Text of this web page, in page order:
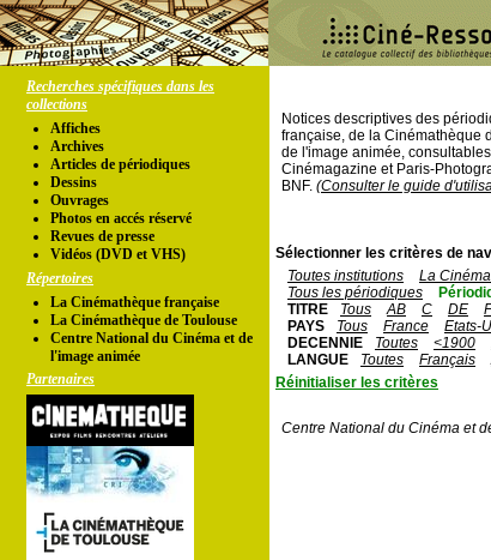
Recherches spécifiques dans les
collections
Affiches
Archives
Articles de périodiques
Dessins
Ouvrages
Photos en accés réservé
Revues de presse
Vidéos (DVD et VHS)
Répertoires
La Cinémathèque française
La Cinémathèque de Toulouse
Centre National du Cinéma et de
l'image animée
Partenaires
Notices descriptives des
française, de la Cinémathèque
de l'image animée,
Cinémagazine et Paris-
BNF. (Consulter le guide
Sélectionner les critères de
Toutes institutions
La
Tous les périodiques
TITRE
Tous AB C DE F
PAYS
Tous France Etats-
DECENNIE
Toutes <1900
LANGUE
Toutes Français
Réinitialiser les critères
Centre National du Cinéma et